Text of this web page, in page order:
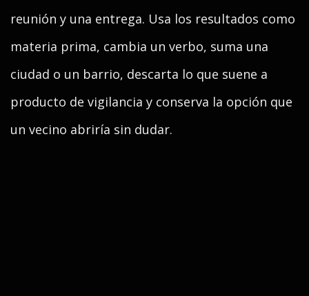
reunión y una entrega. Usa los resultados como
materia prima, cambia un verbo, suma una
ciudad o un barrio, descarta lo que suene a
producto de vigilancia y conserva la opción que
un vecino abriría sin dudar.